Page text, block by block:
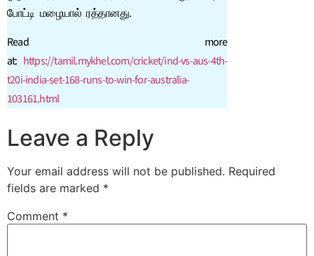
போட்டி மழையால் ரத்தானது.
Read more
at: https://tamil.mykhel.com/cricket/ind-vs-aus-4th-
t20i-india-set-168-runs-to-win-for-australia-
103161.html
Leave a Reply
Your email address will not be published. Required
fields are marked *
Comment *